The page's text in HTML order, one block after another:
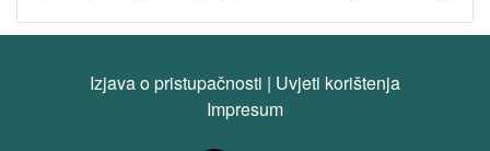
Izjava o pristupačnosti | Uvjeti korištenja
Impresum